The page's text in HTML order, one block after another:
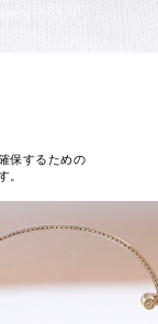
保するための
。